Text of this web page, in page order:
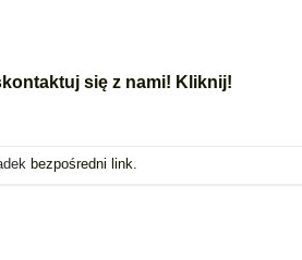
się z nami! Kliknij!
bezpośredni link.